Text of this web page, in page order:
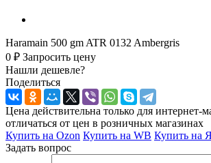
Haramain 500 gm ATR 0132 Ambergris
0 ₽ Запросить цену
Нашли дешевле?
Поделиться
Цена действительна только для интернет-
отличаться от цен в розничных магазинах
Купить на Ozon Купить на WB Купить на
Задать вопрос